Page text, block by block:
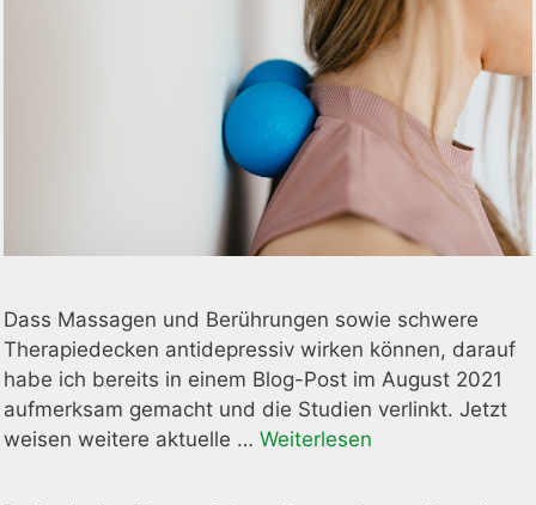
Dass Massagen und Berührungen sowie schwere
Therapiedecken antidepressiv wirken können, darauf
habe ich bereits in einem Blog-Post im August 2021
aufmerksam gemacht und die Studien verlinkt. Jetzt
weisen weitere aktuelle … Weiterlesen